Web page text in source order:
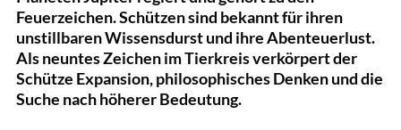
Feuerzeichen. Schützen sind bekannt für ihren
unstillbaren Wissensdurst und ihre Abenteuerlust.
Als neuntes Zeichen im Tierkreis verkörpert der
Schütze Expansion, philosophisches Denken und die
Suche nach höherer Bedeutung.